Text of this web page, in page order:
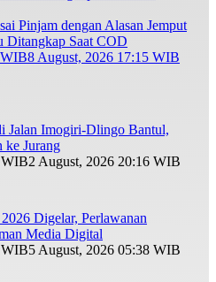
Pinjam dengan Alasan Jemput
Ditangkap Saat COD
8 August, 2026 17:15 WIB
Jalan Imogiri-Dlingo Bantul,
ke Jurang
WIB2 August, 2026 20:16 WIB
Digelar, Perlawanan
Media Digital
WIB5 August, 2026 05:38 WIB